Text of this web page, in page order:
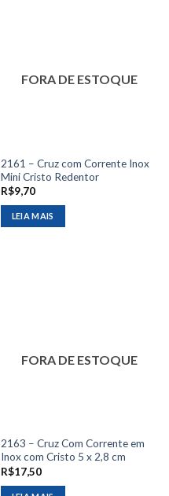
FORA DE ESTOQUE
2161 – Cruz com Corrente Inox
Mini Cristo Redentor
R$9,70
LEIA MAIS
FORA DE ESTOQUE
2163 – Cruz Com Corrente em
Inox com Cristo 5 x 2,8 cm
R$17,50